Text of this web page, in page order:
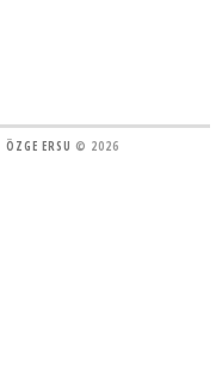
ÖZGE ERSU © 2026